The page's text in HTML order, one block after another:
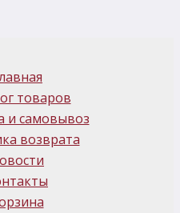
товаров
и самовывоз
возврата